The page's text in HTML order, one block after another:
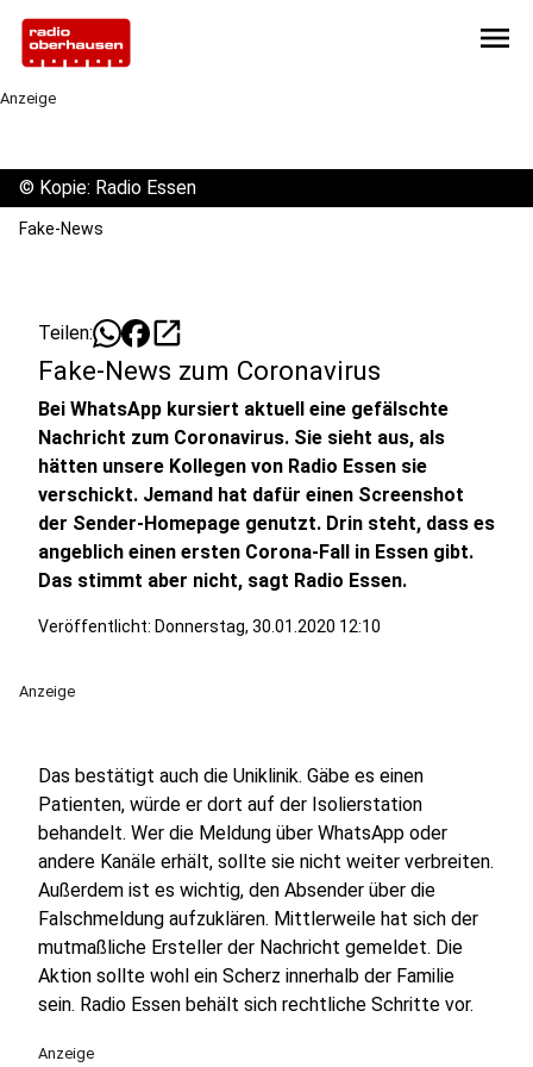
menu
Anzeige
© Kopie: Radio Essen
Fake-News
Teilen: open_in_new
Fake-News zum Coronavirus
Bei WhatsApp kursiert aktuell eine gefälschte
Nachricht zum Coronavirus. Sie sieht aus, als
hätten unsere Kollegen von Radio Essen sie
verschickt. Jemand hat dafür einen Screenshot
der Sender-Homepage genutzt. Drin steht, dass es
angeblich einen ersten Corona-Fall in Essen gibt.
Das stimmt aber nicht, sagt Radio Essen.
Veröffentlicht: Donnerstag, 30.01.2020 12:10
Anzeige
Das bestätigt auch die Uniklinik. Gäbe es einen
Patienten, würde er dort auf der Isolierstation
behandelt. Wer die Meldung über WhatsApp oder
andere Kanäle erhält, sollte sie nicht weiter verbreiten.
Außerdem ist es wichtig, den Absender über die
Falschmeldung aufzuklären. Mittlerweile hat sich der
mutmaßliche Ersteller der Nachricht gemeldet. Die
Aktion sollte wohl ein Scherz innerhalb der Familie
sein. Radio Essen behält sich rechtliche Schritte vor.
Anzeige